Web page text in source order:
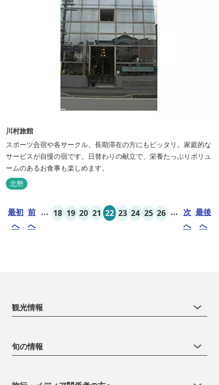
川村旅館
スポーツ合宿や各サークル、長期滞在の方にもピッタリ。家庭的な
サービスが自慢の宿です。日替わりの献立で、栄養たっぷりボリュ
ームのあるお食事も楽しめます。
北勢
最初
へ
前
へ
... 18 19 20 21 22 23 24 25 26 ... 次
へ
最後
へ
観光情報
旬の情報